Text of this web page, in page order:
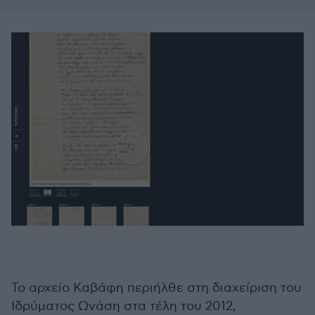
Το αρχείο Καβάφη περιήλθε στη διαχείριση του
Ιδρύματος Ωνάση στα τέλη του 2012,